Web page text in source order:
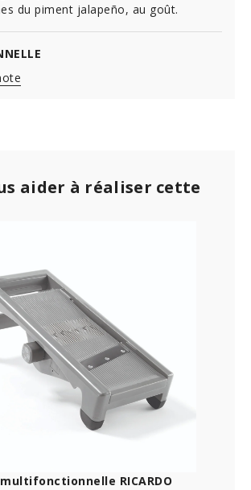
du piment jalapeño, au goût.
aider à réaliser cette
RICARDO